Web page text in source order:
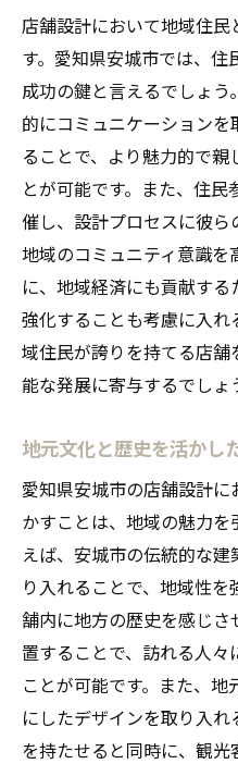
地域独自の様式
地域の歴史と文化を
ト
文化的背景を活
歴史を感じさせ
地域社会への貢
文化遺産を未来
地域のアイデン
観光資源として
安城市で成功する店
は
地域特性を活か
地元コミュニテ
地域ニーズに応
地域ブランドを
顧客満足度を向
地元住民に愛される
ト
住民参加型の設計
地域環境に配慮
店舗設計において地域住
す。愛知県安城市では、
成功の鍵と言えるでしょ
的にコミュニケーション
ることで、より魅力的で
とが可能です。また、住
催し、設計プロセスに彼ら
地域のコミュニティ意識を
に、地域経済にも貢献す
強化することも考慮に入
域住民が誇りを持てる店
能な発展に寄与するでしょ
地元文化と歴史を活かし
愛知県安城市の店舗設計
かすことは、地域の魅力
えば、安城市の伝統的な
り入れることで、地域性
舗内に地方の歴史を感じ
置することで、訪れる人
ことが可能です。また、
にしたデザインを取り入
を持たせると同時に、観